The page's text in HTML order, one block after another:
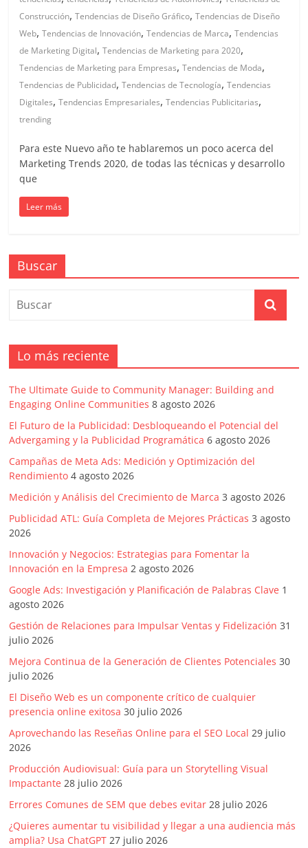
en
Colombia
|
Magazine
de
Publicidad
Marketing
|
Noticias
de
Actualidad
y
Mercadeo
en
Colombia
|
Revistas
de
Actualidad
en
Colombia
Revista
Construcción,Tendencias de Diseño Gráfico,Tendencias de Diseño
Web,Tendencias de Innovación,Tendencias de Marca,Tendencias
de Marketing Digital,Tendencias de Marketing para 2020,
Tendencias de Marketing para Empresas,Tendencias de Moda,
Tendencias de Publicidad,Tendencias de Tecnología,Tendencias
Digitales,Tendencias Empresariales,Tendencias Publicitarias,
trending
Para este Nuevo año te hablaremos un poco acerca del
Marketing Trends 2020, de todas las técnicas y desarrollo
que
Leer más
Buscar
Lo más reciente
The Ultimate Guide to Community Manager: Building and
Engaging Online Communities 8 agosto 2026
El Futuro de la Publicidad: Desbloqueando el Potencial del
Advergaming y la Publicidad Programática 6 agosto 2026
Campañas de Meta Ads: Medición y Optimización del
Rendimiento 4 agosto 2026
Medición y Análisis del Crecimiento de Marca 3 agosto 2026
Publicidad ATL: Guía Completa de Mejores Prácticas 3 agosto
2026
Innovación y Negocios: Estrategias para Fomentar la
Innovación en la Empresa 2 agosto 2026
Google Ads: Investigación y Planificación de Palabras Clave 1
agosto 2026
Gestión de Relaciones para Impulsar Ventas y Fidelización 31
julio 2026
Mejora Continua de la Generación de Clientes Potenciales 30
julio 2026
El Diseño Web es un componente crítico de cualquier
presencia online exitosa 30 julio 2026
Aprovechando las Reseñas Online para el SEO Local 29 julio
2026
Producción Audiovisual: Guía para un Storytelling Visual
Impactante 28 julio 2026
Errores Comunes de SEM que debes evitar 28 julio 2026
¿Quieres aumentar tu visibilidad y llegar a una audiencia más
amplia? Usa ChatGPT 27 julio 2026